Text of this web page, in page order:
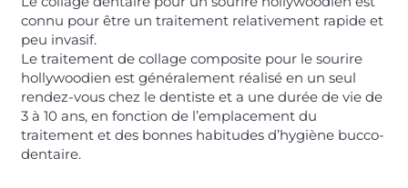
connu pour être un traitement relativement rapide et
peu invasif.
Le traitement de collage composite pour le sourire
hollywoodien est généralement réalisé en un seul
rendez-vous chez le dentiste et a une durée de vie de
3 à 10 ans, en fonction de l’emplacement du
traitement et des bonnes habitudes d’hygiène bucco-
dentaire.